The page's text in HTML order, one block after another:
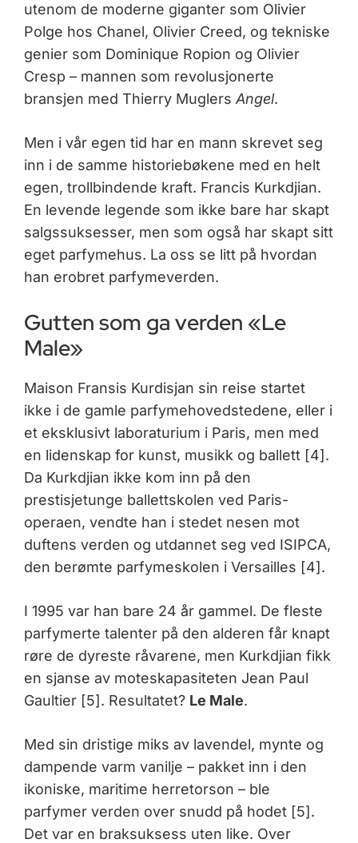
utenom de moderne giganter som Olivier
Polge hos Chanel, Olivier Creed, og tekniske
genier som Dominique Ropion og Olivier
Cresp – mannen som revolusjonerte
bransjen med Thierry Muglers Angel.
Men i vår egen tid har en mann skrevet seg
inn i de samme historiebøkene med en helt
egen, trollbindende kraft. Francis Kurkdjian.
En levende legende som ikke bare har skapt
salgssuksesser, men som også har skapt sitt
eget parfymehus. La oss se litt på hvordan
han erobret parfymeverden.
Gutten som ga verden «Le
Male»
Maison Fransis Kurdisjan sin reise startet
ikke i de gamle parfymehovedstedene, eller i
et eksklusivt laboraturium i Paris, men med
en lidenskap for kunst, musikk og ballett [4].
Da Kurkdjian ikke kom inn på den
prestisjetunge ballettskolen ved Paris-
operaen, vendte han i stedet nesen mot
duftens verden og utdannet seg ved ISIPCA,
den berømte parfymeskolen i Versailles [4].
I 1995 var han bare 24 år gammel. De fleste
parfymerte talenter på den alderen får knapt
røre de dyreste råvarene, men Kurkdjian fikk
en sjanse av moteskapasiteten Jean Paul
Gaultier [5]. Resultatet? Le Male.
Med sin dristige miks av lavendel, mynte og
dampende varm vanilje – pakket inn i den
ikoniske, maritime herretorson – ble
parfymer verden over snudd på hodet [5].
Det var en braksuksess uten like. Over